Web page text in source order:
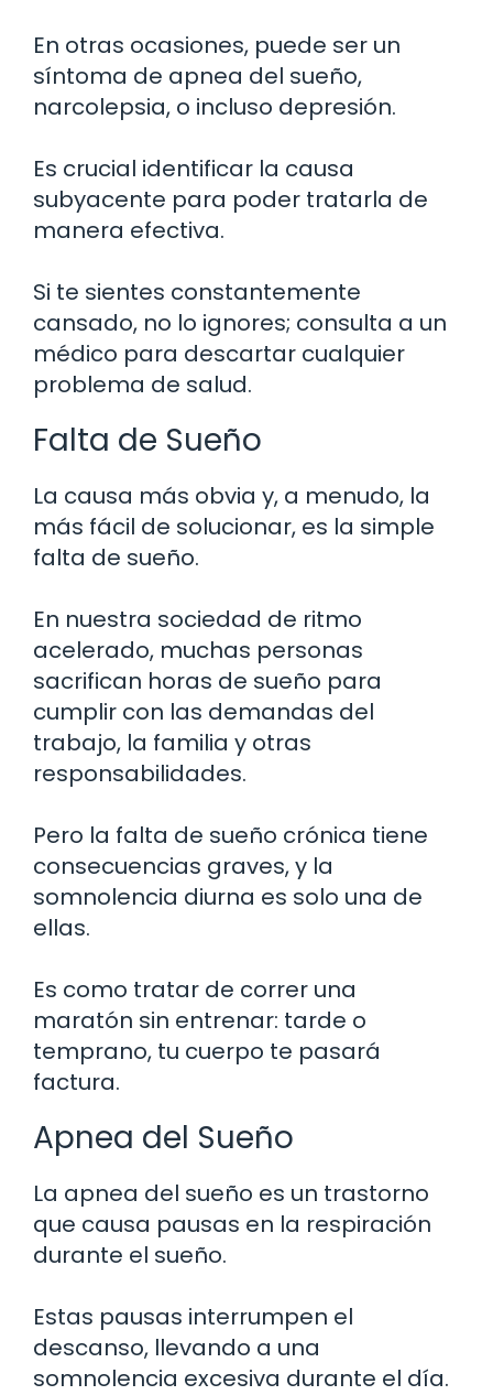
En otras ocasiones, puede ser un
síntoma de apnea del sueño,
narcolepsia, o incluso depresión.
Es crucial identificar la causa
subyacente para poder tratarla de
manera efectiva.
Si te sientes constantemente
cansado, no lo ignores; consulta a un
médico para descartar cualquier
problema de salud.
Falta de Sueño
La causa más obvia y, a menudo, la
más fácil de solucionar, es la simple
falta de sueño.
En nuestra sociedad de ritmo
acelerado, muchas personas
sacrifican horas de sueño para
cumplir con las demandas del
trabajo, la familia y otras
responsabilidades.
Pero la falta de sueño crónica tiene
consecuencias graves, y la
somnolencia diurna es solo una de
ellas.
Es como tratar de correr una
maratón sin entrenar: tarde o
temprano, tu cuerpo te pasará
factura.
Apnea del Sueño
La apnea del sueño es un trastorno
que causa pausas en la respiración
durante el sueño.
Estas pausas interrumpen el
descanso, llevando a una
somnolencia excesiva durante el día.